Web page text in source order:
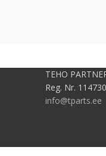
TEHO
Reg. Nr.
info@tparts.ee